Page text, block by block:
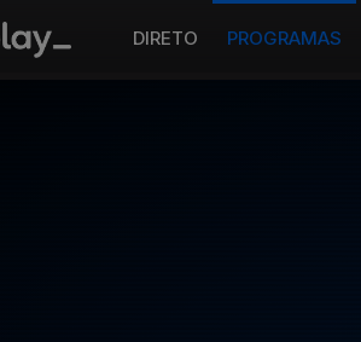
DIRETO PROGRAMAS